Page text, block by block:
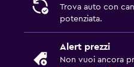
Trova auto con
potenziata.
Alert prezzi
Non vuoi ancora